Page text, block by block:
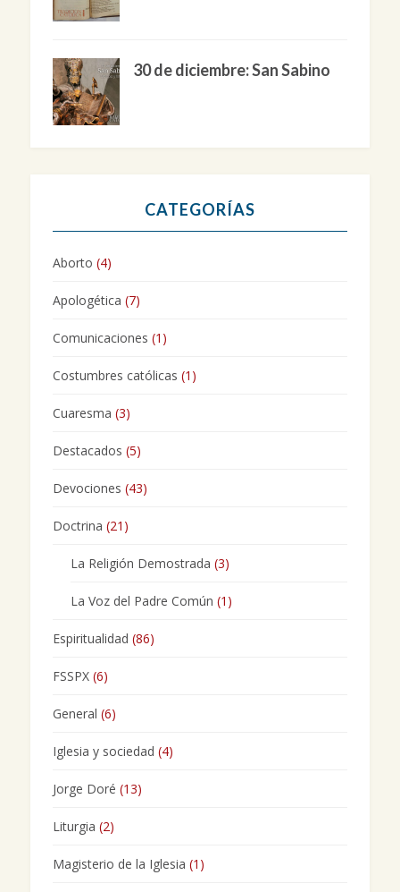
30 de diciembre: San Sabino
CATEGORÍAS
Aborto (4)
Apologética (7)
Comunicaciones (1)
Costumbres católicas (1)
Cuaresma (3)
Destacados (5)
Devociones (43)
Doctrina (21)
La Religión Demostrada (3)
La Voz del Padre Común (1)
Espiritualidad (86)
FSSPX(6)
General (6)
Iglesia y sociedad (4)
Jorge Doré (13)
Liturgia (2)
Magisterio de la Iglesia (1)